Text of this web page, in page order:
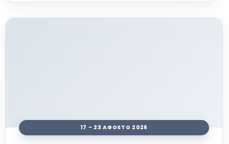
17 - 23 AGOSTO 2026